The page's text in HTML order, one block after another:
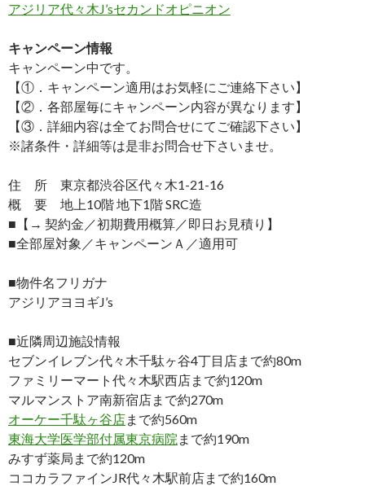
アジリア代々木J’sセカンドオピニオン
キャンペーン情報
キャンペーン中です。
【①．キャンペーン適用はお気軽にご連絡下さい】
【②．各部屋毎にキャンペーン内容が異なります】
【③．詳細内容は全てお問合せにてご確認下さい】
※諸条件・詳細等は是非お問合せ下さいませ。
住 所 東京都渋谷区代々木1-21-16
概 要 地上10階 地下1階 SRC造
■【→ 契約金／初期費用概算／即日お見積り】
■全部屋対象／キャンペーンＡ／適用可
■物件名フリガナ
アジリアヨヨギJ’s
■近隣周辺施設情報
セブンイレブン代々木千駄ヶ谷4丁目店まで約80m
ファミリーマート代々木駅西店まで約120m
マルマンストア南新宿店まで約270m
オーケー千駄ヶ谷店まで約560m
東海大学医学部付属東京病院 まで約190m
みすず薬局まで約120m
ココカラファインJR代々木駅前店まで約160m